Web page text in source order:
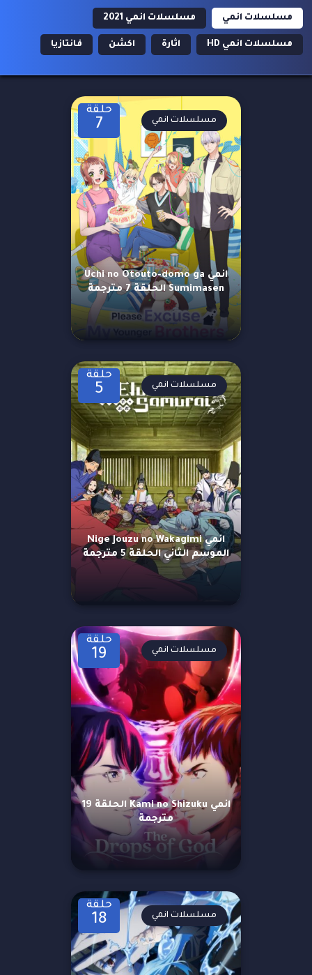
مسلسلات انمي مسلسلات انمي 2021
مسلسلات انمي HD اثارة اكشن فانتازيا
حلقة
7
انمي Uchi no Otouto-domo ga
Sumimasen الحلقة 7 مترجمة
مسلسلات انمي
حلقة
5
انمي Nige Jouzu no Wakagimi
الموسم الثاني الحلقة 5 مترجمة
مسلسلات انمي
حلقة
19
انمي Kami no Shizuku الحلقة 19
مترجمة
مسلسلات انمي
حلقة
18 مسلسلات انمي